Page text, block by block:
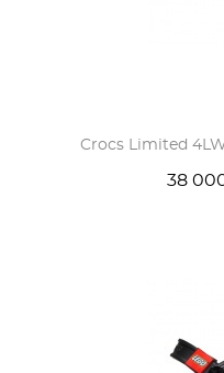
Crocs Limited
38